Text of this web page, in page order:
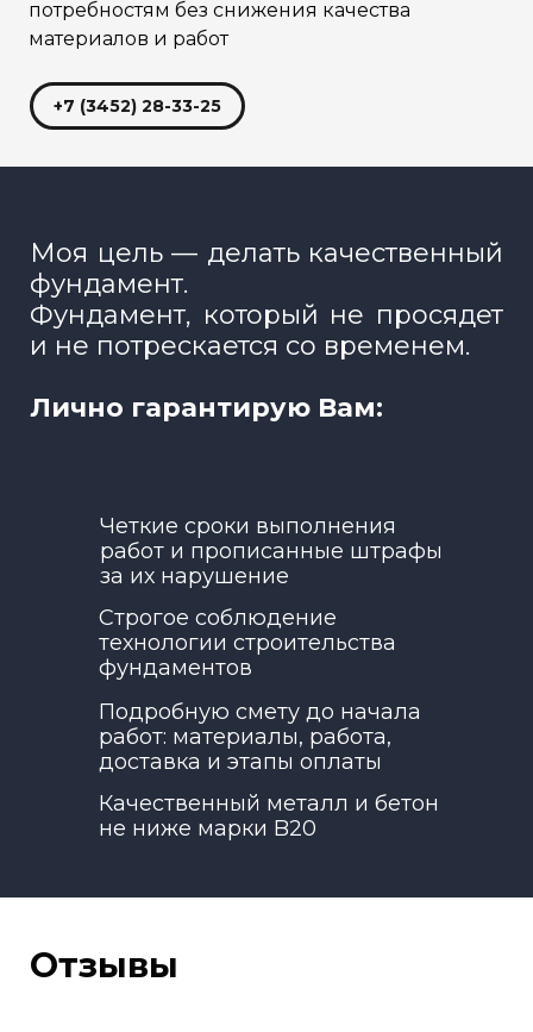
+7 (3452) 28-33-25
потребностям без снижения качества
материалов и работ
Качественный металл и бетон
не ниже марки B20
Подробную смету до начала
работ: материалы, работа,
доставка и этапы оплаты
Строгое соблюдение
технологии строительства
фундаментов
Четкие сроки выполнения
работ и прописанные штрафы
за их нарушение
Моя цель — делать качественный
фундамент.
Фундамент, который не просядет
и не потрескается со временем.
Лично гарантирую Вам:
Отзывы